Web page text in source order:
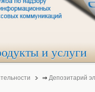
и услуги
⇒ Депозитарий